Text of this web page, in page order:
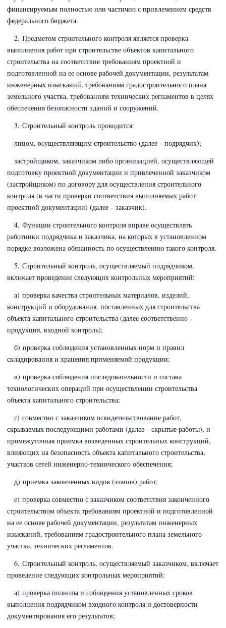
финансируемым полностью или частично с привлечением средств
федерального бюджета.
2. Предметом строительного контроля является проверка
выполнения работ при строительстве объектов капитального
строительства на соответствие требованиям проектной и
подготовленной на ее основе рабочей документации, результатам
инженерных изысканий, требованиям градостроительного плана
земельного участка, требованиям технических регламентов в целях
обеспечения безопасности зданий и сооружений.
3. Строительный контроль проводится:
лицом, осуществляющим строительство (далее - подрядчик);
застройщиком, заказчиком либо организацией, осуществляющей
подготовку проектной документации и привлеченной заказчиком
(застройщиком) по договору для осуществления строительного
контроля (в части проверки соответствия выполняемых работ
проектной документации) (далее - заказчик).
4. Функции строительного контроля вправе осуществлять
работники подрядчика и заказчика, на которых в установленном
порядке возложена обязанность по осуществлению такого контроля.
5. Строительный контроль, осуществляемый подрядчиком,
включает проведение следующих контрольных мероприятий:
а) проверка качества строительных материалов, изделий,
конструкций и оборудования, поставленных для строительства
объекта капитального строительства (далее соответственно -
продукция, входной контроль);
б) проверка соблюдения установленных норм и правил
складирования и хранения применяемой продукции;
в) проверка соблюдения последовательности и состава
технологических операций при осуществлении строительства
объекта капитального строительства;
г) совместно с заказчиком освидетельствование работ,
скрываемых последующими работами (далее - скрытые работы), и
промежуточная приемка возведенных строительных конструкций,
влияющих на безопасность объекта капитального строительства,
участков сетей инженерно-технического обеспечения;
д) приемка законченных видов (этапов) работ;
е) проверка совместно с заказчиком соответствия законченного
строительством объекта требованиям проектной и подготовленной
на ее основе рабочей документации, результатам инженерных
изысканий, требованиям градостроительного плана земельного
участка, технических регламентов.
6. Строительный контроль, осуществляемый заказчиком, включает
проведение следующих контрольных мероприятий:
а) проверка полноты и соблюдения установленных сроков
выполнения подрядчиком входного контроля и достоверности
документирования его результатов;